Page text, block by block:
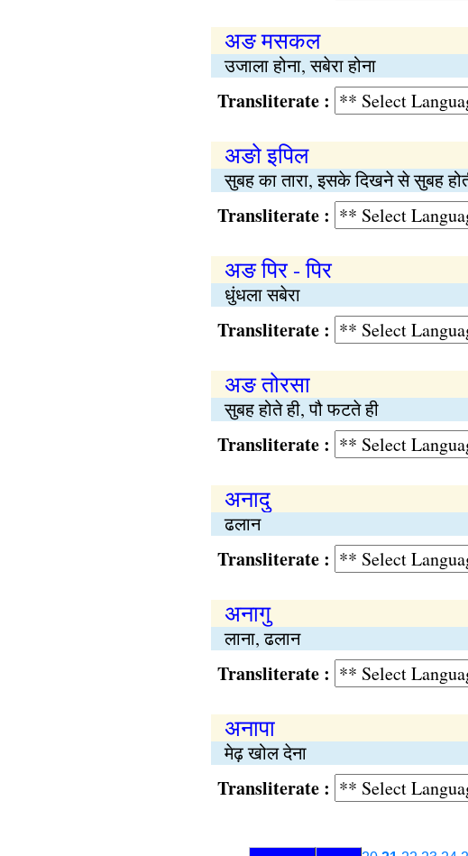
अङ मसकल
उजाला होना, सबेरा होना
Transliterate :
अङो इपिल
सुबह का तारा, इसके दिखने से सुबह
Transliterate :
अङ पिर - पिर
धुंधला सबेरा
Transliterate :
अङ तोरसा
सुबह होते ही, पौ फटते ही
Transliterate :
अनादु
ढलान
Transliterate :
अनागु
लाना, ढलान
Transliterate :
अनापा
मेढ़ खोल देना
Transliterate :